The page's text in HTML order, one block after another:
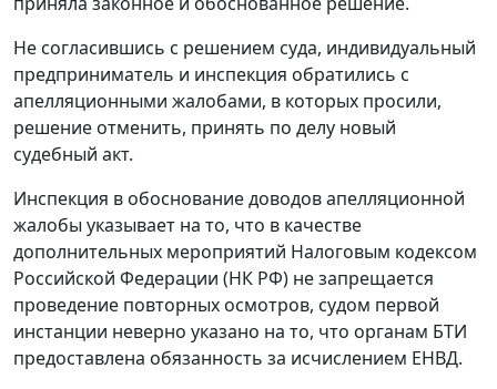
Не согласившись с решением суда, индивидуальный
предприниматель и инспекция обратились с
апелляционными жалобами, в которых просили,
решение отменить, принять по делу новый
судебный акт.
Инспекция в обоснование доводов апелляционной
жалобы указывает на то, что в качестве
дополнительных мероприятий Налоговым кодексом
Российской Федерации (НК РФ) не запрещается
проведение повторных осмотров, судом первой
инстанции неверно указано на то, что органам БТИ
предоставлена обязанность за исчислением ЕНВД.